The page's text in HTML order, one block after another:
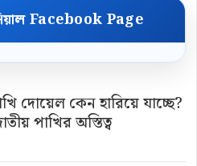
Facebook Page
দোয়েল কেন হারিয়ে যাচ্ছে?
পাখির অস্তিত্ব